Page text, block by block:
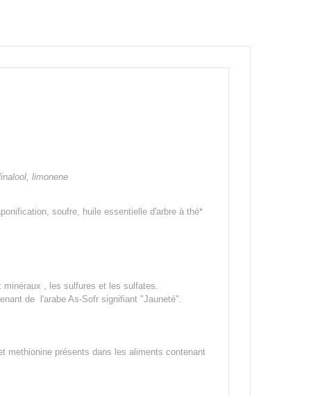
limonene
soufre, huile essentielle d'arbre à thé*
, les sulfures et les sulfates.
de l'arabe As-Sofr signifiant "Jauneté".
methionine présents dans les aliments contenant